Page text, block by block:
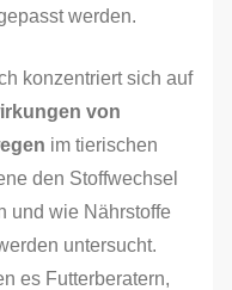
werden.
konzentriert sich auf
von
im tierischen
den Stoffwechsel
und wie Nährstoffe
untersucht.
es Futterberatern,